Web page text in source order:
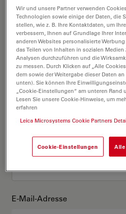
Das bin ich
Akademischer Grad
Vorname
Nachname
E-Mail-Adresse
Wir und unsere Partner verwenden
Technologien sowie einige der Daten, die
stellen, wie z. B. Ihre Kontaktdaten, um
verbessern, Ihnen auf Grundlage Ihrer
anderen Websites personalisierte
das Teilen von Inhalten in sozialen
Analysen durchzuführen und die
zu messen. Durch Klicken auf „Alle
dem sowie der Weitergabe dieser Daten
unten). Sie können Ihre
„Cookie-Einstellungen“ am unteren Rand
Lesen Sie unsere Cookie-Hinweise, um
erfahren
Leica Microsystems Cookie Partners
Cookie-Einstellungen Alle